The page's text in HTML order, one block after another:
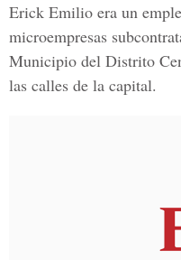
Erick Emilio era un
microempresas
Municipio del Distrito
las calles de la capital.